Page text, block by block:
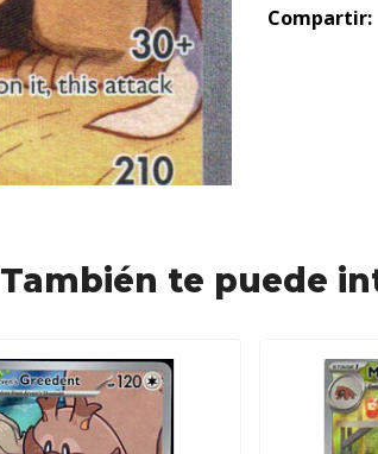
Compartir:
También te puede